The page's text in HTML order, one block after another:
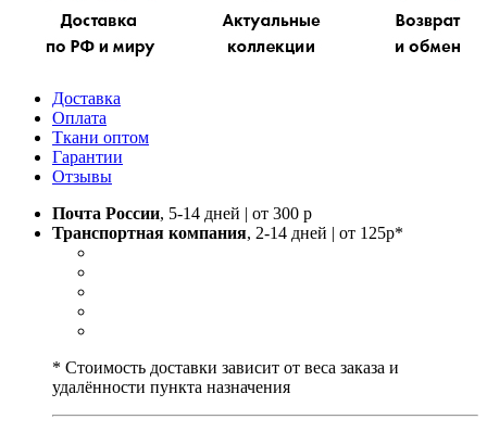
Доставка
Оплата
Ткани оптом
Гарантии
Отзывы
Почта России, 5-14 дней | от 300 р
Транспортная компания, 2-14 дней | от 125р*
* Стоимость доставки зависит от веса заказа и
удалённости пункта назначения